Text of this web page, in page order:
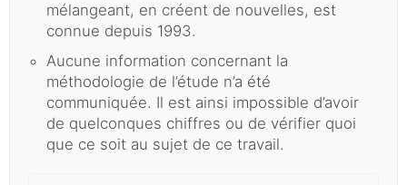
mélangeant, en créent de nouvelles, est
connue depuis 1993.
Aucune information concernant la
méthodologie de l’étude n’a été
communiquée. Il est ainsi impossible d’avoir
de quelconques chiffres ou de vérifier quoi
que ce soit au sujet de ce travail.